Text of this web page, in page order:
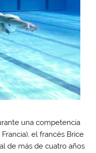
una competencia
el francés Brice
de más de cuatro años